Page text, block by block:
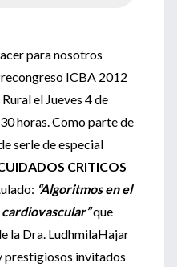
para nosotros
ICBA 2012
el Jueves 4 de
horas. Como parte de
serle de especial
CRITICOS
“Algoritmos en el
que
la Dra. LudhmilaHajar
prestigiosos invitados